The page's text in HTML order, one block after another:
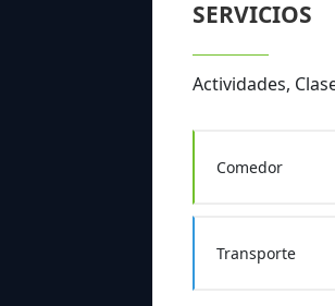
SERVICIOS
Actividades,
Comedor
Transporte